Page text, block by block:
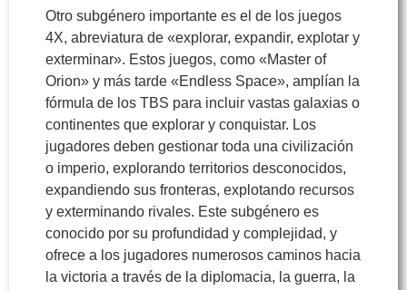
Otro subgénero importante es el de los juegos
4X, abreviatura de «explorar, expandir, explotar y
exterminar». Estos juegos, como «Master of
Orion» y más tarde «Endless Space», amplían la
fórmula de los TBS para incluir vastas galaxias o
continentes que explorar y conquistar. Los
jugadores deben gestionar toda una civilización
o imperio, explorando territorios desconocidos,
expandiendo sus fronteras, explotando recursos
y exterminando rivales. Este subgénero es
conocido por su profundidad y complejidad, y
ofrece a los jugadores numerosos caminos hacia
la victoria a través de la diplomacia, la guerra, la